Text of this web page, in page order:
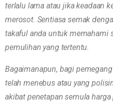
terlalu lama atau jika keadaan
merosot. Sentiasa semak
takaful anda untuk memahami
pemulihan yang tertentu.
Bagaimanapun, bagi
telah menebus atau yang
akibat penetapan semula